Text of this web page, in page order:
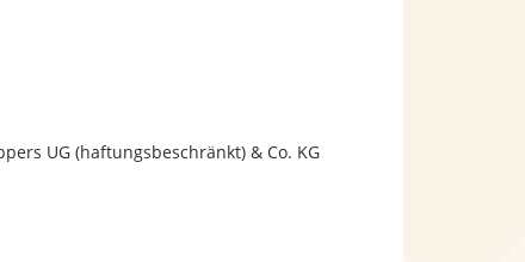
UG (haftungsbeschränkt) & Co. KG